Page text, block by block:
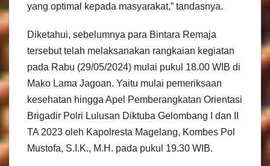
yang optimal kepada masyarakat,” tandasnya.
Diketahui, sebelumnya para Bintara Remaja
tersebut telah melaksanakan rangkaian kegiatan
pada Rabu (29/05/2024) mulai pukul 18.00 WIB di
Mako Lama Jagoan. Yaitu mulai pemeriksaan
kesehatan hingga Apel Pemberangkatan Orientasi
Brigadir Polri Lulusan Diktuba Gelombang I dan II
TA 2023 oleh Kapolresta Magelang, Kombes Pol
Mustofa, S.I.K., M.H. pada pukul 19.30 WIB.